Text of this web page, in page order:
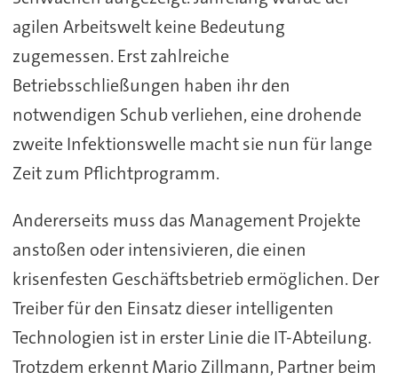
agilen Arbeitswelt keine Bedeutung
zugemessen. Erst zahlreiche
Betriebsschließungen haben ihr den
notwendigen Schub verliehen, eine drohende
zweite Infektionswelle macht sie nun für lange
Zeit zum Pflichtprogramm.
Andererseits muss das Management Projekte
anstoßen oder intensivieren, die einen
krisenfesten Geschäftsbetrieb ermöglichen. Der
Treiber für den Einsatz dieser intelligenten
Technologien ist in erster Linie die IT-Abteilung.
Trotzdem erkennt Mario Zillmann, Partner beim